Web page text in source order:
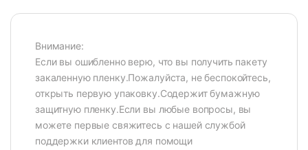
Внимание:
Если вы ошибленно верю, что вы получить пакету
закаленную пленку.Пожалуйста, не беспокойтесь,
открыть первую упаковку.Содержит бумажную
защитную пленку.Если вы любые вопросы, вы
можете первые свяжитесь с нашей службой
поддержки клиентов для помощи